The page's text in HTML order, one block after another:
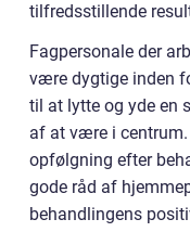
tilfredsstillende
Fagpersonale der
være dygtige inden
til at lytte og yde en
af at være i
opfølgning efter
gode råd af
behandlingens